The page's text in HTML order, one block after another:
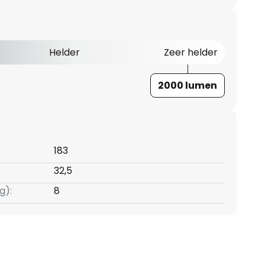
Helder Zeer helder
2000 lumen
183
32,5
8